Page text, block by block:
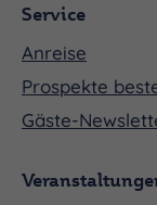
Service
Anreise
Prospekte
Gäste-